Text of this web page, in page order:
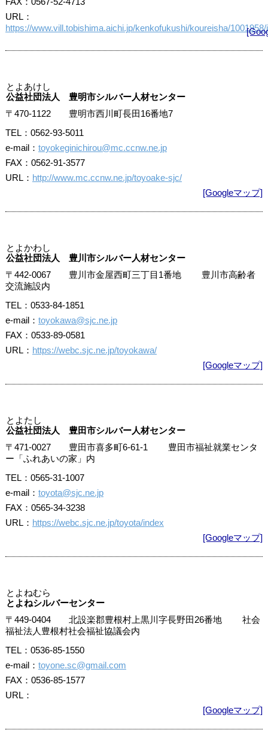
URL：
https://www.vill.tobishima.aichi.jp/kenkofukushi/koureisha/
とよあけし
公益社団法人 豊明市シルバー人材センター
〒470-1122 豊明市西川町長田16番地7
TEL：0562-93-5011
e-mail： toyokeginichirou@mc.ccnw.ne.jp
FAX：0562-91-3577
URL： http://www.mc.ccnw.ne.jp/toyoake-sjc/
[Googleマップ]
とよかわし
公益社団法人 豊川市シルバー人材センター
〒442-0067 豊川市金屋西町三丁目1番地 豊川市高齢者
交流施設内
TEL：0533-84-1851
e-mail： toyokawa@sjc.ne.jp
FAX：0533-89-0581
URL： https://webc.sjc.ne.jp/toyokawa/
[Googleマップ]
とよたし
公益社団法人 豊田市シルバー人材センター
〒471-0027 豊田市喜多町6-61-1 豊田市福祉就業センタ
ー「ふれあいの家」内
TEL：0565-31-1007
e-mail： toyota@sjc.ne.jp
FAX：0565-34-3238
URL： https://webc.sjc.ne.jp/toyota/index
[Googleマップ]
とよねむら
とよねシルバーセンター
〒449-0404 北設楽郡豊根村上黒川字長野田26番地 社会
福祉法人豊根村社会福祉協議会内
TEL：0536-85-1550
e-mail： toyone.sc@gmail.com
FAX：0536-85-1577
URL：
[Googleマップ]